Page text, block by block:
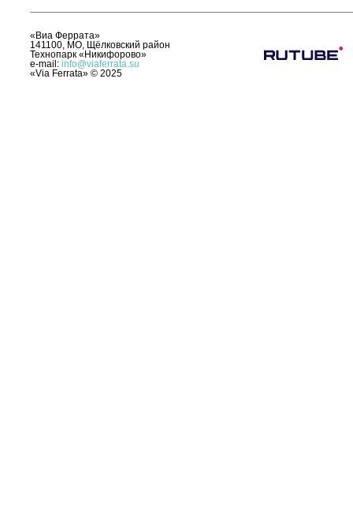
«Виа Феррата»
141100, МО, Щёлковский район
Технопарк «Никифорово»
e-mail: info@viaferrata.su
«Via Ferrata» © 2025